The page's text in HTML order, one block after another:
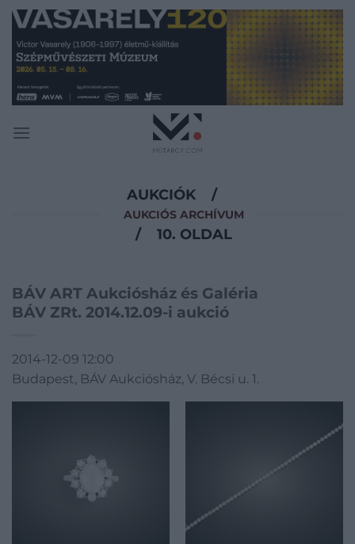
Skip
content
AUKCIÓK /
AUKCIÓS ARCHÍVUM
/ 10. OLDAL
BÁV ART Aukciósház és Galéria
BÁV ZRt. 2014.12.09-i aukció
2014-12-09 12:00
Budapest, BÁV Aukciósház, V. Bécsi u. 1.